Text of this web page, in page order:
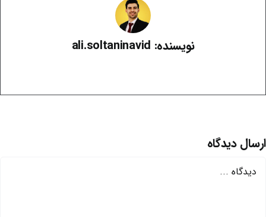
نویسنده: ali.soltaninavid
ارسال دیدگاه
دیدگاه